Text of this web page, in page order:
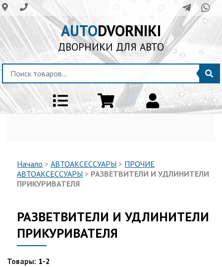
AUTODVORNIKI
ДВОРНИКИ ДЛЯ АВТО
Начало >АВТОАКСЕССУАРЫ > ПРОЧИЕ
АВТОАКСЕССУАРЫ > РАЗВЕТВИТЕЛИ И УДЛИНИТЕЛИ
ПРИКУРИВАТЕЛЯ
РАЗВЕТВИТЕЛИ И УДЛИНИТЕЛИ
ПРИКУРИВАТЕЛЯ
Товары: 1-2